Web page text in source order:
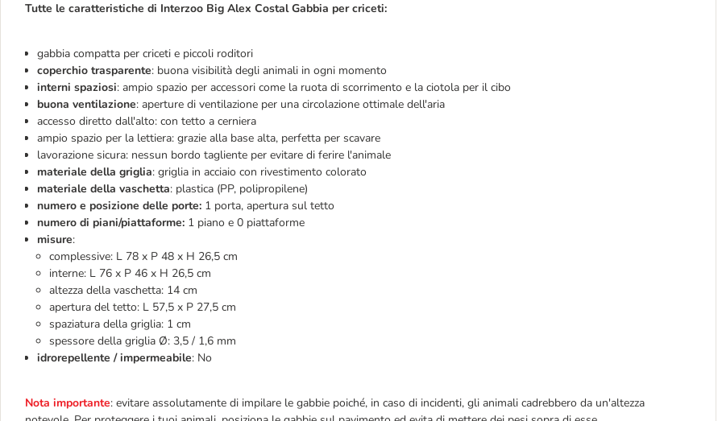
Tutte le caratteristiche di Interzoo Big Alex Costal Gabbia per criceti:
gabbia compatta per criceti e piccoli roditori
coperchio trasparente: buona visibilità degli animali in ogni momento
interni spaziosi: ampio spazio per accessori come la ruota di scorrimento e la ciotola per il cibo
buona ventilazione: aperture di ventilazione per una circolazione ottimale dell'aria
accesso diretto dall'alto: con tetto a cerniera
ampio spazio per la lettiera: grazie alla base alta, perfetta per scavare
lavorazione sicura: nessun bordo tagliente per evitare di ferire l'animale
materiale della griglia: griglia in acciaio con rivestimento colorato
materiale della vaschetta: plastica (PP, polipropilene)
numero e posizione delle porte: 1 porta, apertura sul tetto
numero di piani/piattaforme: 1 piano e 0 piattaforme
misure:
complessive: L 78 x P 48 x H 26,5 cm
interne: L 76 x P 46 x H 26,5 cm
altezza della vaschetta: 14 cm
apertura del tetto: L 57,5 x P 27,5 cm
spaziatura della griglia: 1 cm
spessore della griglia Ø: 3,5 / 1,6 mm
idrorepellente / impermeabile: No
Nota importante: evitare assolutamente di impilare le gabbie poiché, in caso di incidenti, gli animali cadrebbero da un'altezza